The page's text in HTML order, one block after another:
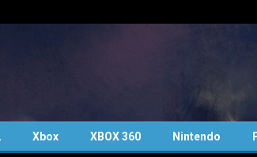
Xbox XBOX 360 Nintendo